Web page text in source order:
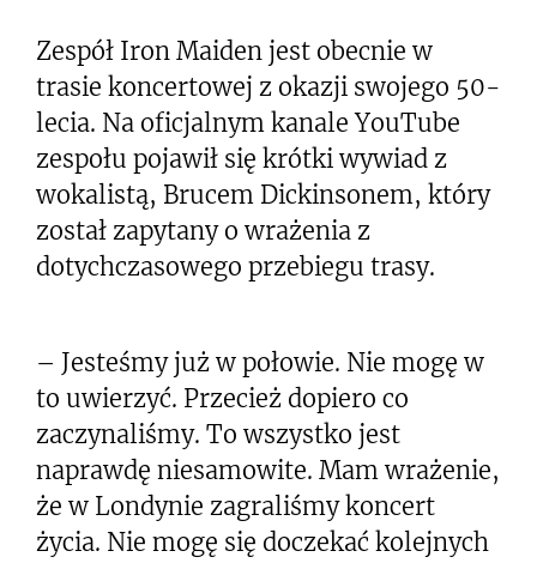
Zespół Iron Maiden jest obecnie w
trasie koncertowej z okazji swojego 50-
lecia. Na oficjalnym kanale YouTube
zespołu pojawił się krótki wywiad z
wokalistą, Brucem Dickinsonem, który
został zapytany o wrażenia z
dotychczasowego przebiegu trasy.
– Jesteśmy już w połowie. Nie mogę w
to uwierzyć. Przecież dopiero co
zaczynaliśmy. To wszystko jest
naprawdę niesamowite. Mam wrażenie,
że w Londynie zagraliśmy koncert
życia. Nie mogę się doczekać kolejnych